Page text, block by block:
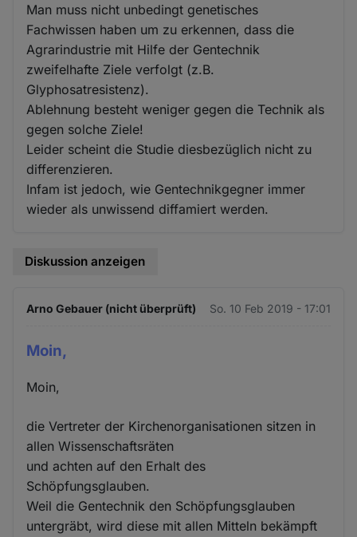
Man muss nicht unbedingt genetisches
Fachwissen haben um zu erkennen, dass die
Agrarindustrie mit Hilfe der Gentechnik
zweifelhafte Ziele verfolgt (z.B.
Glyphosatresistenz).
Ablehnung besteht weniger gegen die Technik als
gegen solche Ziele!
Leider scheint die Studie diesbezüglich nicht zu
differenzieren.
Infam ist jedoch, wie Gentechnikgegner immer
wieder als unwissend diffamiert werden.
Diskussion anzeigen
Arno Gebauer (nicht überprüft) So. 10 Feb 2019 - 17:01
Moin,
Moin,
die Vertreter der Kirchenorganisationen sitzen in
allen Wissenschaftsräten
und achten auf den Erhalt des
Schöpfungsglauben.
Weil die Gentechnik den Schöpfungsglauben
untergräbt, wird diese mit allen Mitteln bekämpft